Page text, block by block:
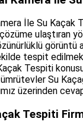
İle Su Kaçak
ulaştıran
görüntü
tespit
Tespiti
Su
üzerinden
Tespiti